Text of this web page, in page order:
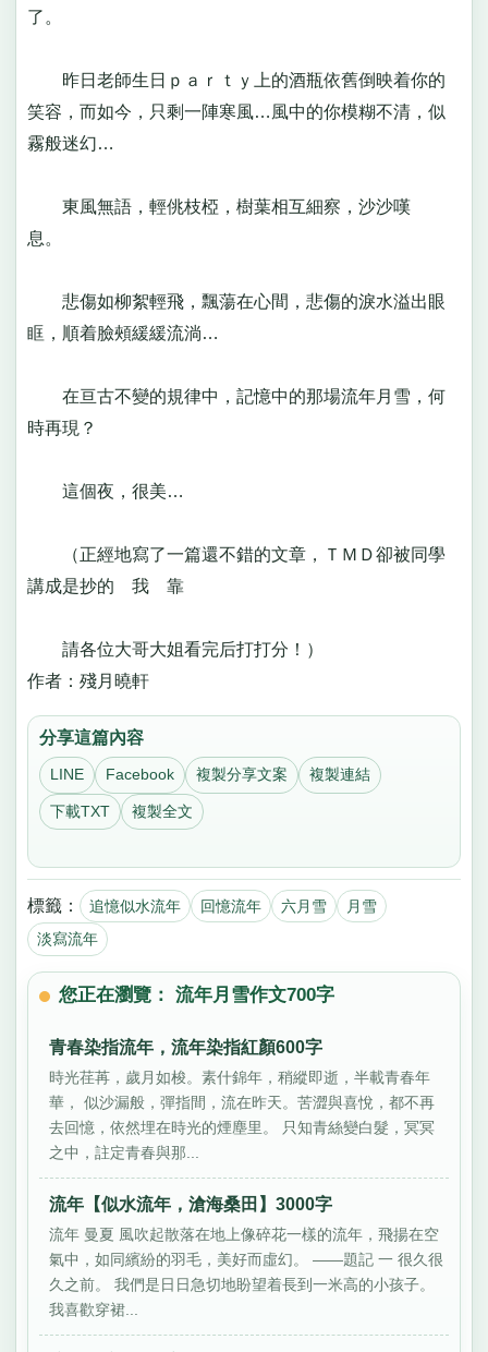
了。
昨日老師生日ｐａｒｔｙ上的酒瓶依舊倒映着你的
笑容，而如今，只剩一陣寒風…風中的你模糊不清，似
霧般迷幻…
東風無語，輕佻枝椏，樹葉相互細察，沙沙嘆
息。
悲傷如柳絮輕飛，飄蕩在心間，悲傷的淚水溢出眼
眶，順着臉頰緩緩流淌…
在亘古不變的規律中，記憶中的那場流年月雪，何
時再現？
這個夜，很美…
（正經地寫了一篇還不錯的文章，ＴＭＤ卻被同學
講成是抄的 我 靠
請各位大哥大姐看完后打打分！）
作者：殘月曉軒
分享這篇內容
LINE Facebook 複製分享文案 複製連結
下載TXT 複製全文
標籤： 追憶似水流年 回憶流年 六月雪
月雪
淡寫流年
您正在瀏覽： 流年月雪作文700字
青春染指流年，流年染指紅顏600字
時光荏苒，歲月如梭。素什錦年，稍縱即逝，半載青春年
華， 似沙漏般，彈指間，流在昨天。苦澀與喜悅，都不再
去回憶，依然埋在時光的煙塵里。 只知青絲變白髮，冥冥
之中，註定青春與那...
流年【似水流年，滄海桑田】3000字
流年 曼夏 風吹起散落在地上像碎花一樣的流年，飛揚在空
氣中，如同繽紛的羽毛，美好而虛幻。 ——題記 一 很久很
久之前。 我們是日日急切地盼望着長到一米高的小孩子。
我喜歡穿裙...